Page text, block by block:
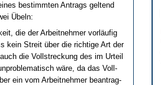
be­stimm­ten An­trags gel­tend
Übeln:
die der Ar­beit­neh­mer vorläufig
kein Streit über die rich­ti­ge Art der
die Voll­stre­ckung des im Ur­teil
wäre, da das Voll­
ein vom Ar­beit­neh­mer be­an­trag­